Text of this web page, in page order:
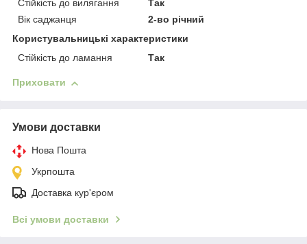
Стійкість до вилягання
Так
Вік саджанця
2-во річний
Користувальницькі характеристики
Стійкість до ламання
Так
Приховати
Умови доставки
Нова Пошта
Укрпошта
Доставка кур'єром
Всі умови доставки